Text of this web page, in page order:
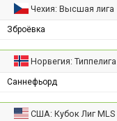
Чехия: Высшая лига
Зброёвка
Норвегия: Типпелига
Саннефьорд
США: Кубок Лиг MLS